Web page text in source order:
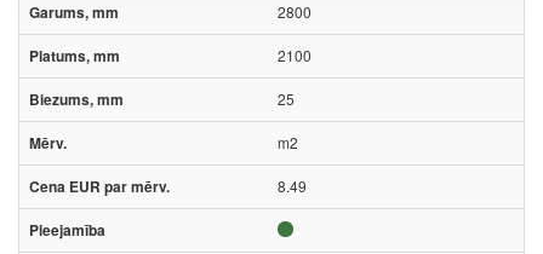
2800
2100
25
m2
8.49